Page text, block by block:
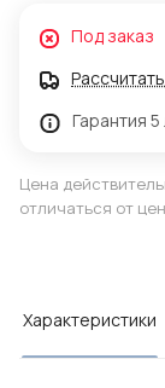
Под заказ
Гарантия 5
Цена
отличаться от
Характеристики